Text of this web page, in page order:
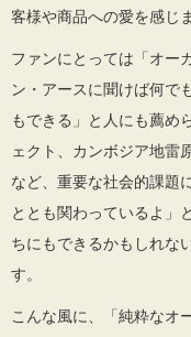
客様や商品への愛を感じ
ファンにとっては「オー
ン・アースに聞けば何で
もできる」と人にも薦め
ェクト、カンボジア地雷
など、重要な社会的課題
ととも関わっているよ」
ちにもできるかもしれな
す。
こんな風に、「純粋なオ